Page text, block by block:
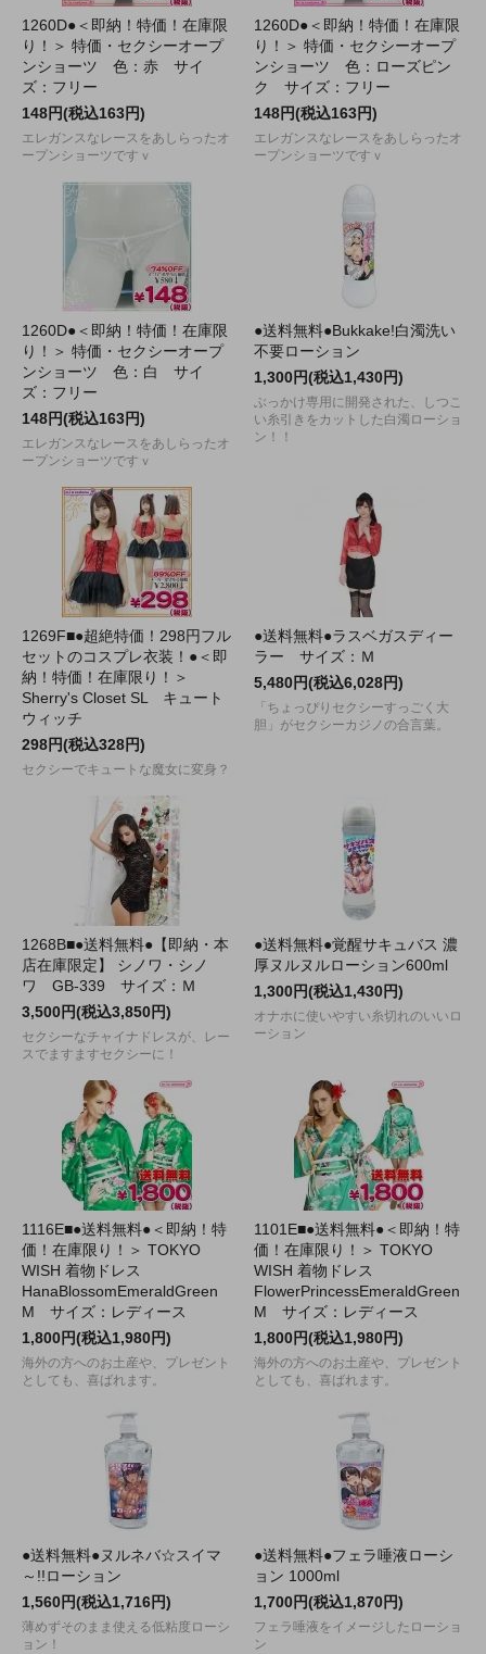
1260D●＜即納！特価！在庫限
り！＞ 特価・セクシーオープ
ンショーツ 色：赤 サイ
ズ：フリー
148円(税込163円)
エレガンスなレースをあしらったオ
ープンショーツですｖ
1260D●＜即納！特価！在庫限
り！＞ 特価・セクシーオープ
ンショーツ 色：ローズピン
ク サイズ：フリー
148円(税込163円)
エレガンスなレースをあしらったオ
ープンショーツですｖ
1260D●＜即納！特価！在庫限
り！＞ 特価・セクシーオープ
ンショーツ 色：白 サイ
ズ：フリー
148円(税込163円)
エレガンスなレースをあしらったオ
ープンショーツですｖ
●送料無料●Bukkake!白濁洗い
不要ローション
1,300円(税込1,430円)
ぶっかけ専用に開発された、しつこ
い糸引きをカットした白濁ローショ
ン！！
1269F■●超絶特価！298円フル
セットのコスプレ衣装！●＜即
納！特価！在庫限り！＞
Sherry's Closet SL キュート
ウィッチ
298円(税込328円)
セクシーでキュートな魔女に変身？
●送料無料●ラスベガスディー
ラー サイズ：Ｍ
5,480円(税込6,028円)
「ちょっぴりセクシーすっごく大
胆」がセクシーカジノの合言葉。
1268B■●送料無料●【即納・本
店在庫限定】 シノワ・シノ
ワ GB-339 サイズ：Ｍ
3,500円(税込3,850円)
セクシーなチャイナドレスが、レー
スでますますセクシーに！
●送料無料●覚醒サキュバス 濃
厚ヌルヌルローション600ml
1,300円(税込1,430円)
オナホに使いやすい糸切れのいいロ
ーション
1116E■●送料無料●＜即納！特
価！在庫限り！＞ TOKYO
WISH 着物ドレス
HanaBlossomEmeraldGreen
M サイズ：レディース
1,800円(税込1,980円)
海外の方へのお土産や、プレゼント
としても、喜ばれます。
1101E■●送料無料●＜即納！特
価！在庫限り！＞ TOKYO
WISH 着物ドレス
FlowerPrincessEmeraldGreen
M サイズ：レディース
1,800円(税込1,980円)
海外の方へのお土産や、プレゼント
としても、喜ばれます。
●送料無料●ヌルネバ☆スイマ
～!!ローション
1,560円(税込1,716円)
薄めずそのまま使える低粘度ローシ
ョン！
●送料無料●フェラ唾液ローシ
ョン 1000ml
1,700円(税込1,870円)
フェラ唾液をイメージしたローショ
ン